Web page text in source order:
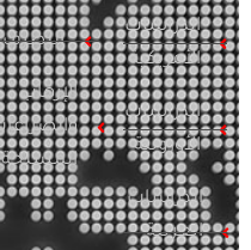
الدراسات
الأمريكية
الدراسات
الأوروبية
الدراسات
العربية
التطرف
الإرهاب
والصراعات
المسلحة